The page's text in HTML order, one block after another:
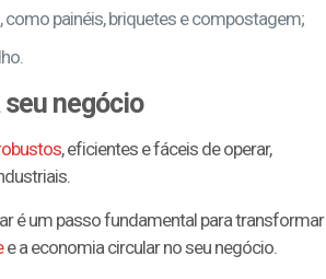
painéis, briquetes e compostagem;
negócio
, eficientes e fáceis de operar,
é um passo fundamental para transformar
e a economia circular no seu negócio.